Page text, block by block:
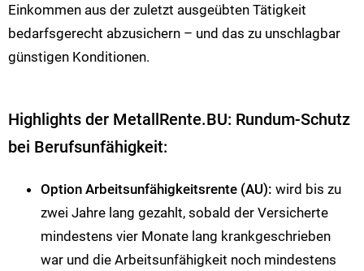
Einkommen aus der zuletzt ausgeübten Tätigkeit
bedarfsgerecht abzusichern – und das zu unschlagbar
günstigen Konditionen.
Highlights der MetallRente.BU: Rundum-Schutz
bei Berufsunfähigkeit:
Option Arbeitsunfähigkeitsrente (AU): wird bis zu
zwei Jahre lang gezahlt, sobald der Versicherte
mindestens vier Monate lang krankgeschrieben
war und die Arbeitsunfähigkeit noch mindestens